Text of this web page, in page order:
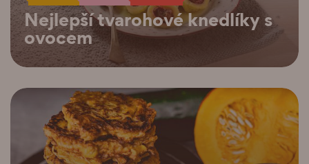
Nejlepší tvarohové knedlíky s
ovocem